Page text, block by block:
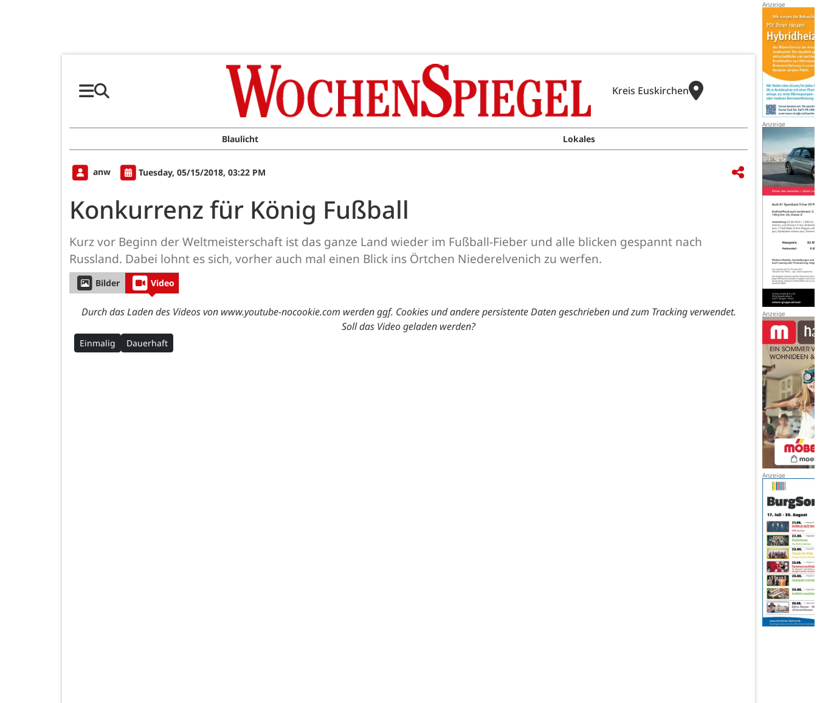
Kreis Euskirchen
Blaulicht Lokales
anw Tuesday, 05/15/2018, 03:22 PM
Konkurrenz für König Fußball
Kurz vor Beginn der Weltmeisterschaft ist das ganze Land wieder im Fußball-Fieber und alle blicken gespannt nach
Russland. Dabei lohnt es sich, vorher auch mal einen Blick ins Örtchen Niederelvenich zu werfen.
Bilder Video
Durch das Laden des Videos von www.youtube-nocookie.com werden ggf. Cookies und andere persistente Daten geschrieben und zum Tracking verwendet.
Soll das Video geladen werden?
Einmalig Dauerhaft